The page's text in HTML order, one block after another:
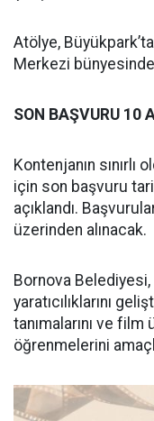
Atölye,
Merkezi
SON BAŞVURU 10
Kontenjanın
için son başvuru
açıklandı.
üzerinden alınacak.
Bornova
yaratıcılıklarını
tanımalarını ve
öğrenmelerini